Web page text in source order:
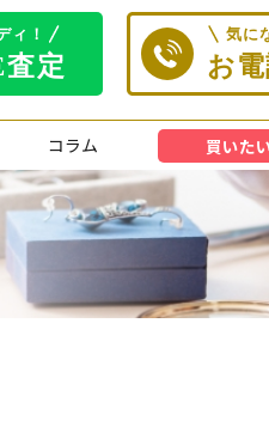
コラム 買いた